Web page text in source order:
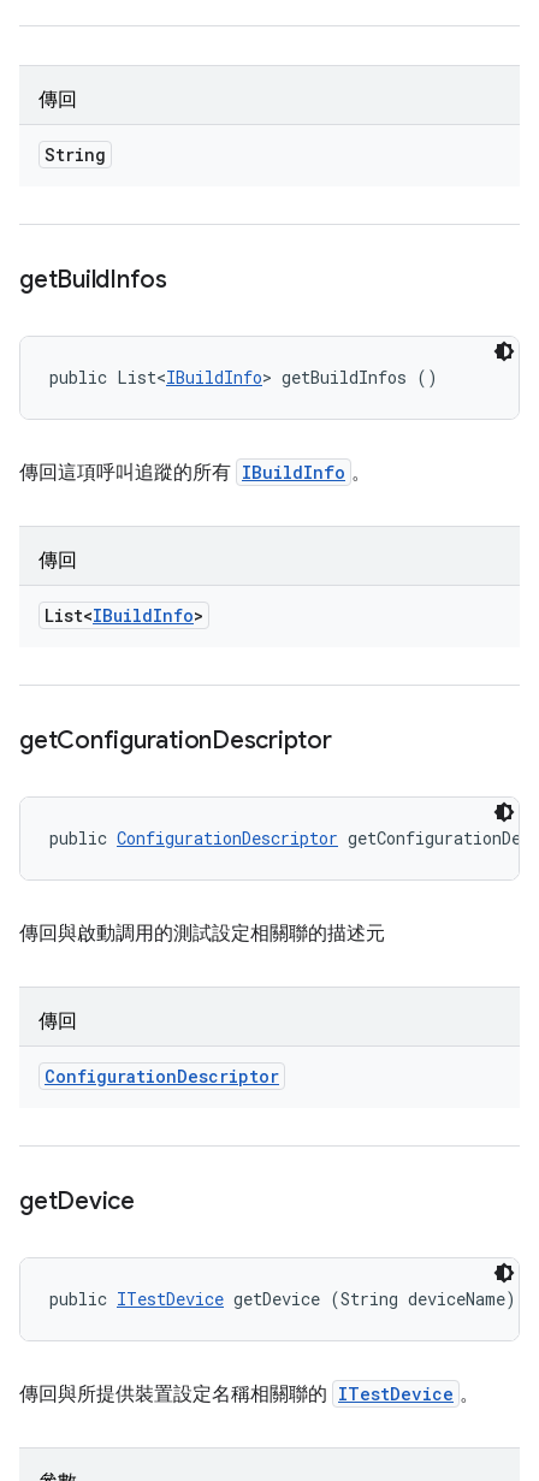
傳回
String
getBuildInfos
public List<IBuildInfo> getBuildInfos ()
傳回這項呼叫追蹤的所有 IBuildInfo 。
傳回
List<IBuildInfo>
getConfigurationDescriptor
public ConfigurationDescriptor
傳回與啟動調用的測試設定相關聯的描述元
傳回
ConfigurationDescriptor
getDevice
public ITestDevice getDevice (String deviceName)
傳回與所提供裝置設定名稱相關聯的 ITestDevice 。